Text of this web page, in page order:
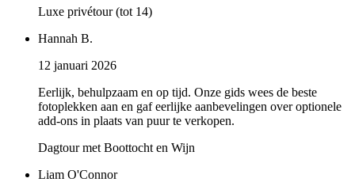
Luxe privétour (tot 14)
Hannah B.
12 januari 2026
Eerlijk, behulpzaam en op tijd. Onze gids wees de beste
fotoplekken aan en gaf eerlijke aanbevelingen over optionele
add-ons in plaats van puur te verkopen.
Dagtour met Boottocht en Wijn
Liam O'Connor